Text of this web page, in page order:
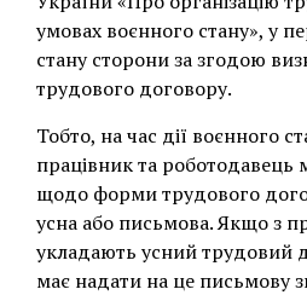
умовах воєнного стану», у
стану сторони за згодою
трудового договору.
Тобто, на час дії воєнного
працівник та роботодавець
щодо форми трудового
усна або письмова. Якщо з
укладають усний трудовий
має надати на це письмову